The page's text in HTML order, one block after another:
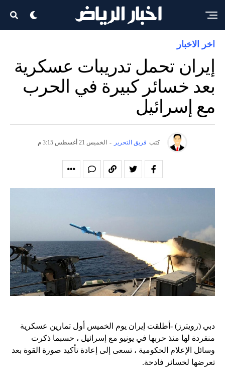
اخر الاخبار
إيران تحمل تدريبات عسكرية
بعد خسائر كبيرة في الحرب
مع إسرائيل
كتب فريق التحرير - الخميس 21 أغسطس 3:15 م
دبي (رويترز) -أطلقت إيران يوم الخميس أول تمارين عسكرية
منفردة لها منذ حربها في يونيو مع إسرائيل ، حسبما ذكرت
وسائل الإعلام الحكومية ، تسعى إلى إعادة تأكيد صورة القوة بعد
تعرضها لخسائر فادحة.